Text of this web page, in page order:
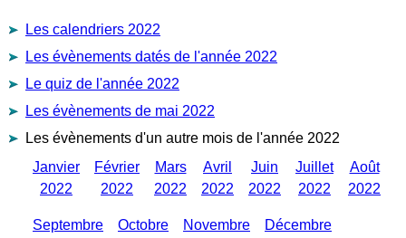
Les calendriers 2022
Les évènements datés de l'année 2022
Le quiz de l'année 2022
Les évènements de mai 2022
Les évènements d'un autre mois de l'année 2022
Janvier
2022
Février
2022
Mars
2022
Avril
2022
Juin
2022
Juillet
2022
Août
2022
Septembre
Octobre
Novembre
Décembre